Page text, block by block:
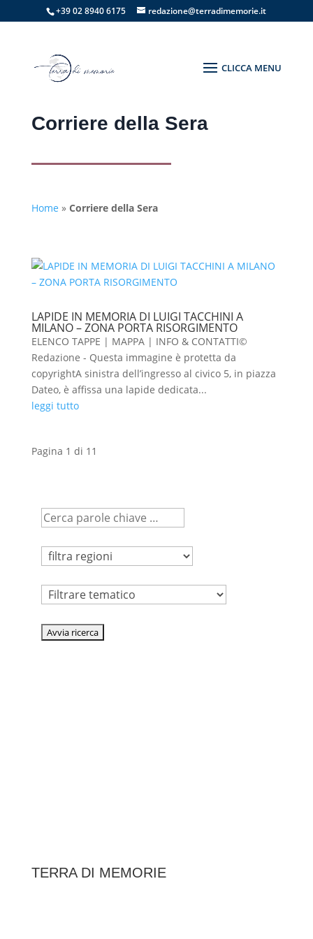
+39 02 8940 6175 redazione@terradimemorie.it
Corriere della Sera
Home » Corriere della Sera
LAPIDE IN MEMORIA DI LUIGI TACCHINI A
MILANO – ZONA PORTA RISORGIMENTO
ELENCO TAPPE | MAPPA | INFO & CONTATTI©
Redazione - Questa immagine è protetta da
copyrightA sinistra dell’ingresso al civico 5, in piazza
Dateo, è affissa una lapide dedicata...
leggi tutto
Pagina 1 di 1 1
Tematico
TERRA DI MEMORIE